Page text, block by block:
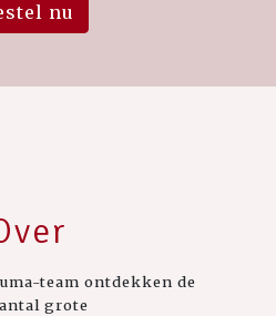
nu
team ontdekken de
grote